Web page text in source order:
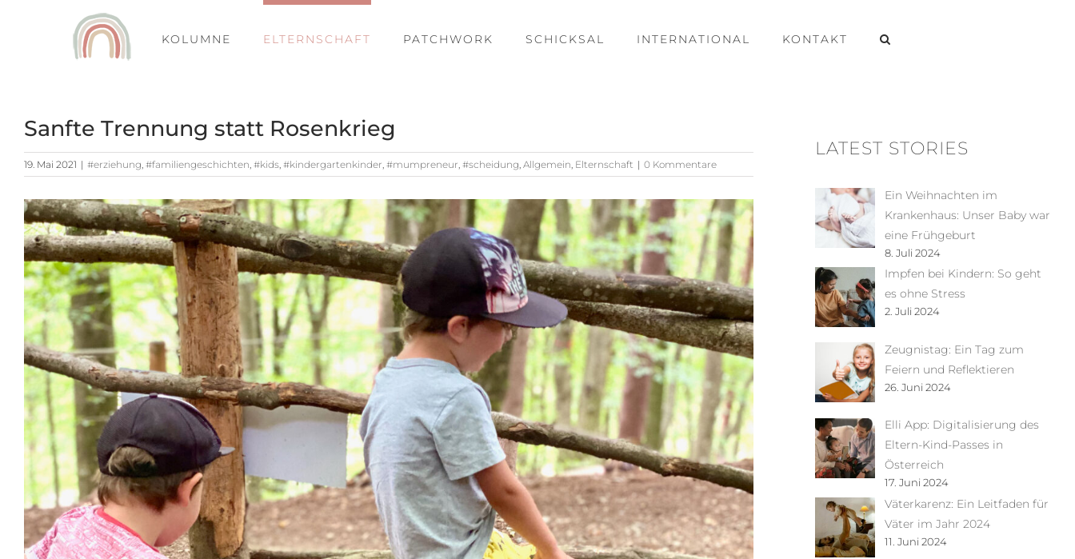
KOLUMNE ELTERNSCHAFT PATCHWORK SCHICKSAL INTERNATIONAL KONTAKT
Sanfte Trennung statt Rosenkrieg
19. Mai 2021 | #erziehung, #familiengeschichten, #kids, #kindergartenkinder, #mumpreneur, #scheidung, Allgemein, Elternschaft | 0 Kommentare
Zeige
grösseres
Bild
LATEST STORIES
Ein Weihnachten im
Krankenhaus: Unser Baby war
eine Frühgeburt
8. Juli 2024
Impfen bei Kindern: So geht
es ohne Stress
2. Juli 2024
Zeugnistag: Ein Tag zum
Feiern und Reflektieren
26. Juni 2024
Elli App: Digitalisierung des
Eltern-Kind-Passes in
Österreich
17. Juni 2024
Väterkarenz: Ein Leitfaden für
Väter im Jahr 2024
11. Juni 2024